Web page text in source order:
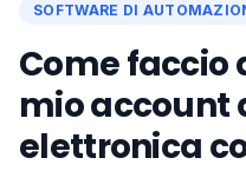
SOFTWARE DI
Come faccio
mio account
elettronica